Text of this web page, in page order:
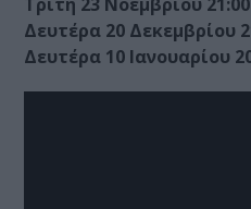
Δευτέρα 20 Δεκεμβρίου
Δευτέρα 10 Ιανουαρίου